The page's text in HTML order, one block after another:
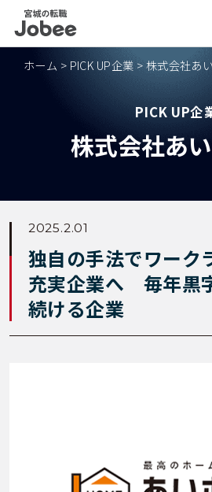
ホーム > PICK UP企業 >株式会社あ
PICK UP企
株式会社あ
2025.2.01
独自の手法でワーク
充実企業へ 毎年黒
続ける企業